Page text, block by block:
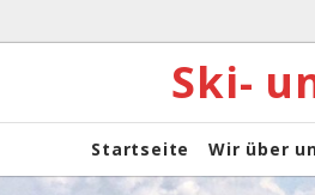
Ski-
Startseite Wir über